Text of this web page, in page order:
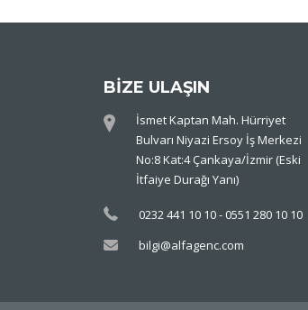
BİZE ULAŞIN
İsmet Kaptan Mah. Hürriyet
Bulvarı Niyazi Ersoy İş Merkezi
No:8 Kat:4 Çankaya/İzmir (Eski
İtfaiye Durağı Yanı)
0232 441 10 10 - 0551 280 10 10
bilgi@alfagenc.com